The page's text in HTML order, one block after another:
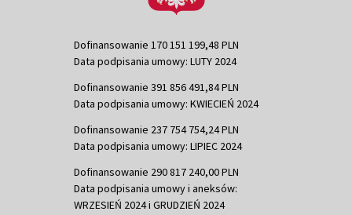
Dofinansowanie 170 151 199,48 PLN
Data podpisania umowy: LUTY 2024
Dofinansowanie 391 856 491,84 PLN
Data podpisania umowy: KWIECIEŃ 2024
Dofinansowanie 237 754 754,24 PLN
Data podpisania umowy: LIPIEC 2024
Dofinansowanie 290 817 240,00 PLN
Data podpisania umowy i aneksów:
WRZESIEŃ 2024 i GRUDZIEŃ 2024